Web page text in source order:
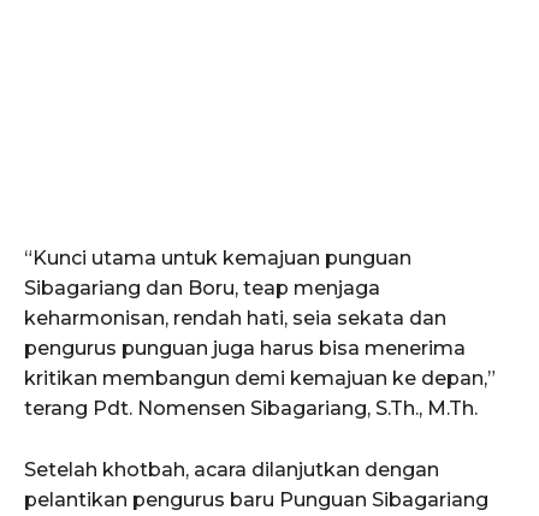
“Kunci utama untuk kemajuan punguan
Sibagariang dan Boru, teap menjaga
keharmonisan, rendah hati, seia sekata dan
pengurus punguan juga harus bisa menerima
kritikan membangun demi kemajuan ke depan,”
terang Pdt. Nomensen Sibagariang, S.Th., M.Th.
Setelah khotbah, acara dilanjutkan dengan
pelantikan pengurus baru Punguan Sibagariang